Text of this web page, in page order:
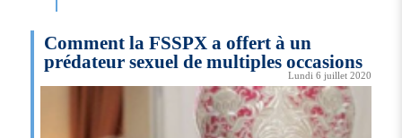
Comment la FSSPX a offert à un
prédateur sexuel de multiples occasions
Lundi 6 juillet 2020